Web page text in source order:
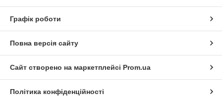
Графік роботи
Повна версія сайту
Сайт створено на маркетплейсі Prom.ua
Політика конфіденційності